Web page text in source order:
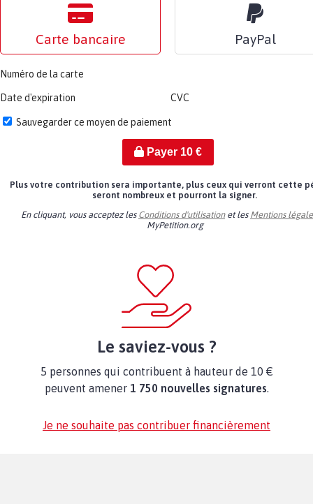
Carte bancaire PayPal
Numéro de la carte
Date d'expiration CVC
Sauvegarder ce moyen de paiement
Payer 10€
Plus votre contribution sera importante, plus ceux qui verront cette
seront nombreux et pourront la signer.
En cliquant, vous acceptez les Conditions d'utilisationet les Mentions
MyPetition.org
Le saviez-vous ?
5 personnes qui contribuent à hauteur de 10 €
peuvent amener 1 750 nouvelles signatures.
Je ne souhaite pas contribuer financièrement